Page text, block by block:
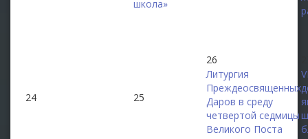
школа»
24 25
26
Литургия
Преждеосвященных
Даров в среду
четвертой седмицы
Великого Поста